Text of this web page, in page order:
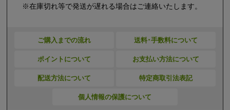
※在庫切れ等で発送が遅れる場合はご連絡いたします。
ご購入までの流れ 送料･手数料について
ポイントについて お支払い方法について
配送方法について 特定商取引法表記
個人情報の保護について